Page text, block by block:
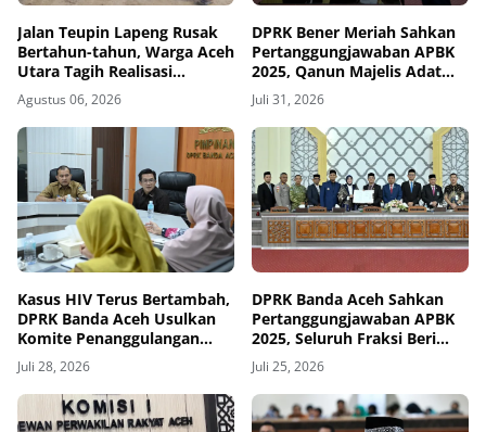
Jalan Teupin Lapeng Rusak
Bertahun-tahun, Warga Aceh
Utara Tagih Realisasi
Perbaikan
Agustus 06, 2026
DPRK Bener Meriah Sahkan
Pertanggungjawaban APBK
2025, Qanun Majelis Adat
Gayo Ikut Disetujui
Juli 31, 2026
Kasus HIV Terus Bertambah,
DPRK Banda Aceh Usulkan
Komite Penanggulangan
AIDS
Juli 28, 2026
DPRK Banda Aceh Sahkan
Pertanggungjawaban APBK
2025, Seluruh Fraksi Beri
Catatan untuk Pemkot
Juli 25, 2026